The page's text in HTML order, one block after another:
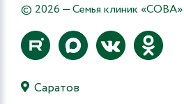
© 2026 — Семья клиник «СОВА»
Саратов